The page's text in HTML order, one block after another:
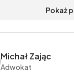
Pokaż
Michał Zając
Adwokat